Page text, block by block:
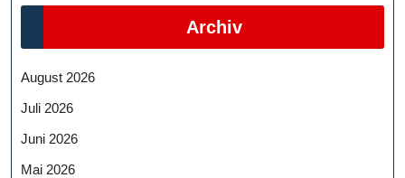
Archiv
August 2026
Juli 2026
Juni 2026
Mai 2026